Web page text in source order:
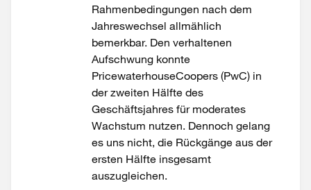
Rahmenbedingungen nach dem
Jahreswechsel allmählich
bemerkbar. Den verhaltenen
Aufschwung konnte
PricewaterhouseCoopers (PwC) in
der zweiten Hälfte des
Geschäftsjahres für moderates
Wachstum nutzen. Dennoch gelang
es uns nicht, die Rückgänge aus der
ersten Hälfte insgesamt
auszugleichen.